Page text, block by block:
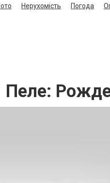
Нерухомість Погода
Пеле: